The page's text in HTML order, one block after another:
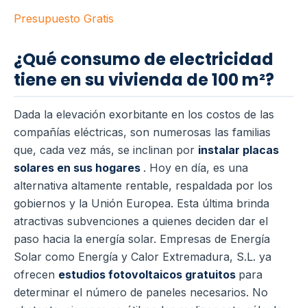
Presupuesto Gratis
¿Qué consumo de electricidad
tiene en su vivienda de 100 m²?
Dada la elevación exorbitante en los costos de las
compañías eléctricas, son numerosas las familias
que, cada vez más, se inclinan por instalar placas
solares en sus hogares . Hoy en día, es una
alternativa altamente rentable, respaldada por los
gobiernos y la Unión Europea. Esta última brinda
atractivas subvenciones a quienes deciden dar el
paso hacia la energía solar. Empresas de Energía
Solar como Energía y Calor Extremadura, S.L. ya
ofrecen estudios fotovoltaicos gratuitos para
determinar el número de paneles necesarios. No